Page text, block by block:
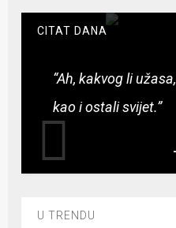
CITAT DANA
“Ah, kakvog li
kao i ostali svijet.”
U TRENDU